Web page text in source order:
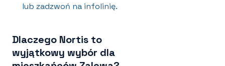
lub zadzwoń na infolinię.
Dlaczego Nortis to
wyjątkowy wybór dla